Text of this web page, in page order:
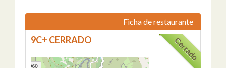
Ficha de restaurante
9C+ CERRADO Cerrado